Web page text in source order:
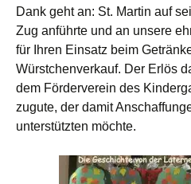
Dank geht an: St. Martin auf
Zug anführte und an unsere
für Ihren Einsatz beim
Würstchenverkauf. Der Erlös
dem Förderverein des
zugute, der damit
unterstützten möchte.